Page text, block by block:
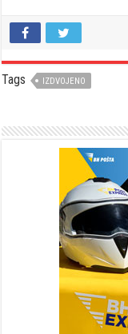
Tags IZDVOJENO